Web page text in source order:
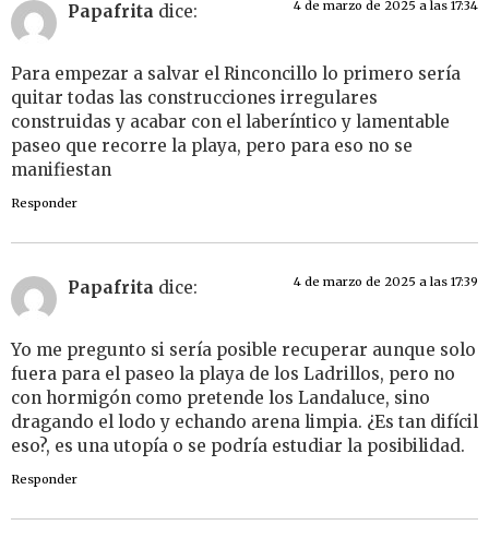
Papafrita dice: 4 de marzo de 2025 a las 17:34
Para empezar a salvar el Rinconcillo lo primero sería
quitar todas las construcciones irregulares
construidas y acabar con el laberíntico y lamentable
paseo que recorre la playa, pero para eso no se
manifiestan
Responder
Papafrita dice: 4 de marzo de 2025 a las 17:39
Yo me pregunto si sería posible recuperar aunque solo
fuera para el paseo la playa de los Ladrillos, pero no
con hormigón como pretende los Landaluce, sino
dragando el lodo y echando arena limpia. ¿Es tan difícil
eso?, es una utopía o se podría estudiar la posibilidad.
Responder